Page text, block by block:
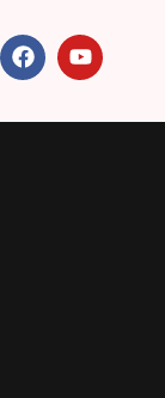
F
a
c
Y
o
u